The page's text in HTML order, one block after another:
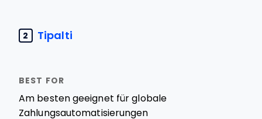
2 Tipalti
Am besten geeignet für globale
Zahlungsautomatisierungen